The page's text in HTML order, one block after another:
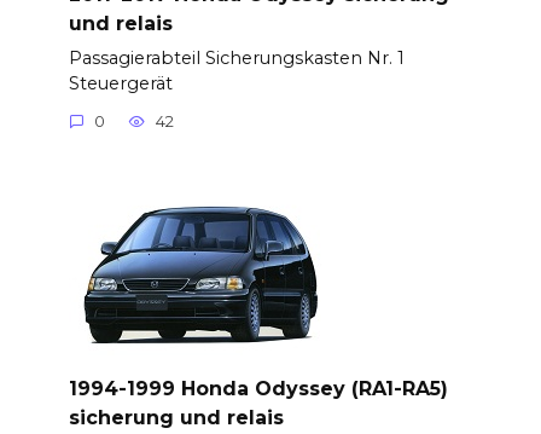
und relais
Passagierabteil Sicherungskasten Nr. 1
Steuergerät
0 42
1994-1999 Honda Odyssey (RA1-RA5)
sicherung und relais